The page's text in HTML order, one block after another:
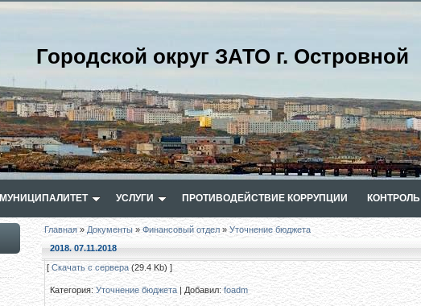
Городской округ ЗАТО г. Островной
МУНИЦИПАЛИТЕТ УСЛУГИ ПРОТИВОДЕЙСТВИЕ КОРРУПЦИИ КОНТРОЛЬ
Главная »Документы »Финансовый отдел»Уточнение бюджета
2018. 07.11.2018
[ Скачать с сервера(29.4 Kb) ]
Категория:Уточнение бюджета|Добавил:foadm